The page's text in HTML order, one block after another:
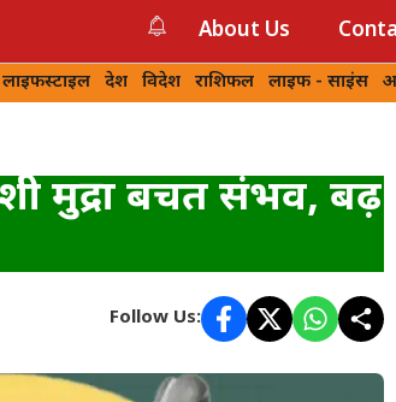
About Us
लाइफस्टाइल देश विदेश राशिफल लाइफ - साइंस
मुद्रा बचत संभव, बढ़
Follow Us: